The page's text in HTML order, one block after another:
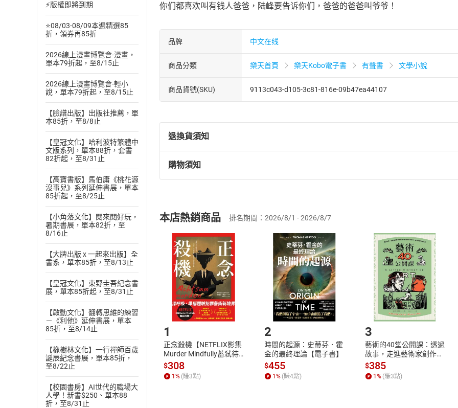
⚡版權即將到期
⭐08/03-08/09本週精選85
折，領券再85折
2026線上漫畫博覽會-漫畫，
單本79折起，至8/15止
2026線上漫畫博覽會-輕小
說，單本79折起，至8/15止
【臉譜出版】出版社推薦，單
本85折，至8/8止
【皇冠文化】哈利波特繁體中
文版系列，單本88折，套書
82折起，至8/31止
【高寶書版】馬伯庸《桃花源
沒事兒》系列延伸書展，單本
85折起，至8/25止
【小角落文化】閱來閱好玩，
暑期書展，單本82折，至
8/16止
【大牌出版 x 一起來出版】全
書系，單本85折，至8/13止
【皇冠文化】東野圭吾紀念書
展，單本85折起，至8/31止
【啟動文化】翻轉思維的練習
－《利他》延伸書展，單本
85折，至8/14止
【橡樹林文化】一行禪師百歲
誕辰紀念書展，單本85折，
至8/22止
【校園書房】AI世代的職場大
人學！新書$250、單本88
折，至8/31止
你们都喜欢叫有钱人爸爸，陆峰要告诉你们，爸爸的爸爸叫爷爷！
品牌 中文在线
商品分類 樂天首頁 樂天Kobo電子書 有聲書 文學小說
商品貨號(SKU) 9113c043-d105-3c81-816e-09b47ea44107
退換貨須知
退換貨規定：
(一)依消費者保護法第19條第1項後段暨通訊交易解除權合理例外情事適用
(二)消費者訂購本店鋪之商品即代表知悉本店鋪所銷售之商品為電子書，
且已下載/存取電子書，不得請求退貨退款。
退貨方式：您欲取消訂單或辦理退貨時，請登入樂天市場，並於「我的訂單
貨」，本店鋪將依您的申請進行審核，待審核通過後將為您辦理退款事宜。
請注意，樂天市場須以整筆訂單為單位進行取消/退貨，恕無法以單支商品取
購物須知
挑選商品
Choose
放入購物車
Shopping cart
登入帳號
Login
購書後，如何開始使用？
Step1.選擇閱讀載具 Step2.登入
本店熱銷商品 排名期間：2026/8/1 - 2026/8/7
1
正念殺機【NETFLIX影集
Murder Mindfully蓄弒待
發】【電子書】
$308
1 % (賺3點)
2
時間的起源：史蒂芬．霍
金的最終理論【電子書】
$455
1 % (賺4點)
3
藝術的40堂公開課：透過
故事，走進藝術家創作現
場，看藝術如何誕生、如
何形塑人類生活【電子
書】
$385
1 % (賺3點)